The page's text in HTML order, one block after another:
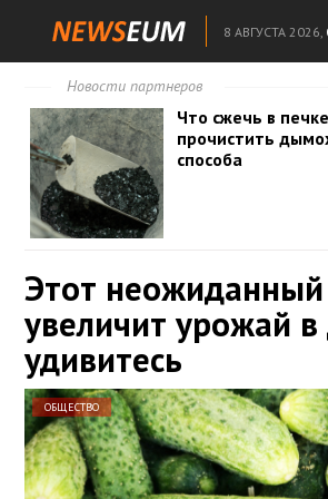
8 АВГУСТА 2026,
Новости партнеров
Что сжечь в
прочистить
способа
Этот неожиданный
увеличит урожай
удивитесь
ОБЩЕСТВО